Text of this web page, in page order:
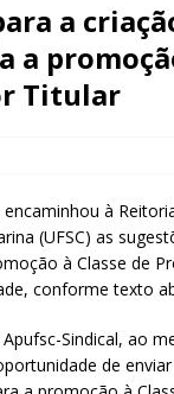
a
a
Titular
à
(UFSC) as
à Classe de
conforme texto
Sindical, ao
de